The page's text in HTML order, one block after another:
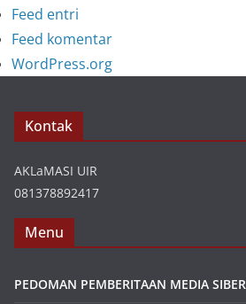
Feed entri
Feed komentar
WordPress.org
Kontak
AKLaMASI UIR
081378892417
Menu
PEDOMAN PEMBERITAAN MEDIA SIBER